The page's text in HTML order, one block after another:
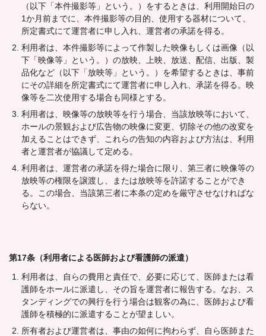
（以下「本件撮影等」という。）をするときは、利用開始日の
1か月前までに、本件撮影等の目的、使用する器材について、
所定書式にて運営者に申し入れ、運営者の承諾を得る。
利用者は、本件撮影等によって作製した映像もしくは画像（以
下「映像等」という。）の放映、上映、放送、配信、出版、製
品化など（以下「放映等」という。）を希望するときは、事前
にその詳細を所定書式にて運営者に申し入れ、承諾を得る。映
像等を二次使用する場合も同様とする。
利用者は、映像等の放映等を行う場合、当該放映等において、
ホールの景観および広告物の映像に変更、切除その他の改変を
加えることはできず、これらの告知の内容および方法は、利用
者と運営者が協議して定める。
利用者は、運営者の承諾を得た場合に限り、第三者に映像等の
放映等の権限を譲渡し、または放映等を許諾することができ
る。この場合、当該第三者に本条の定めを厳守させなければな
らない。
第17条（利用者による医師および看護師の派遣）
利用者は、自らの費用と責任で、必要に応じて、医師または看
護師をホールに派遣し、その旨を運営者に報告する。なお、ス
タンディングでの興行を行う場合は観客の為に、医師および看
護師を積極的に派遣することが望ましい。
所有者および運営者は、事由の如何に拘わらず、自ら医師また